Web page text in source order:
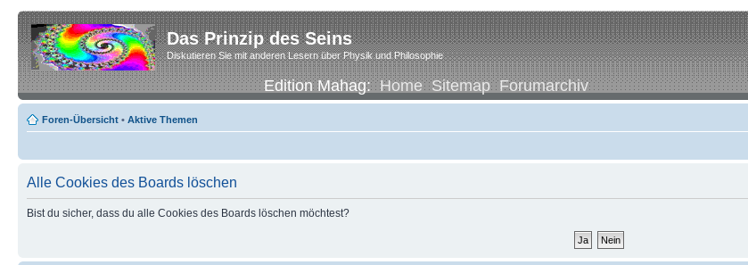
Das Prinzip des Seins
Diskutieren Sie mit anderen Lesern über Physik und Philosophie
Edition Mahag:Home Sitemap Forumarchiv
Foren-Übersicht • Aktive Themen
Alle Cookies des Boards löschen
Bist du sicher, dass du alle Cookies des Boards löschen möchtest?